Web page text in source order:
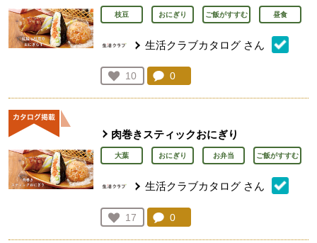
枝豆 おにぎり ご飯がすすむ 昼食
生活クラブカタログ さん
お気に入り登録：
10
人が登録
コメント：
0
肉巻きスティックおにぎり
大葉 おにぎり お弁当 ご飯がすすむ
生活クラブカタログ さん
お気に入り登録：
17
人が登録
コメント：
0